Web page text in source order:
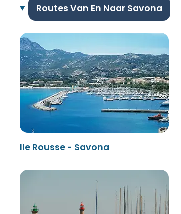
Routes Van En Naar Savona
Ile Rousse - Savona